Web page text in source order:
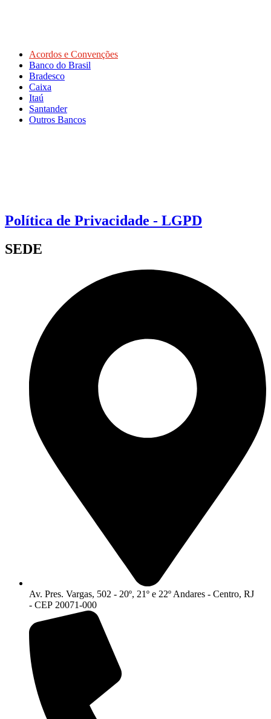
Acordos e Convenções
Banco do Brasil
Bradesco
Caixa
Itaú
Santander
Outros Bancos
Política de Privacidade - LGPD
SEDE
Av. Pres. Vargas, 502 - 20º, 21º e 22º Andares - Centro, RJ
- CEP 20071-000